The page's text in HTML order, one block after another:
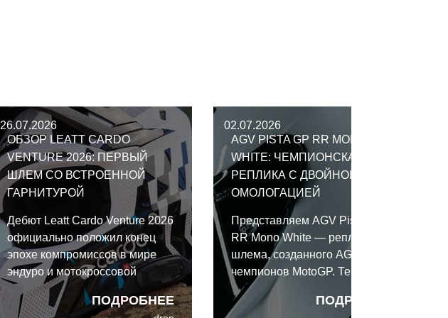
26.07.2026
ОБЗОР LEATT CARDO
VENTURE 2026: ПЕРВЫЙ
ШЛЕМ СО ВСТРОЕННОЙ
ГАРНИТУРОЙ
ПОДРОБНЕЕ
Дебют Leatt Cardo Venture 2026
официально положил конец
эпохе компромиссов в мире
эндуро и мотокроссовой
экипировки. Рожденный в
коллаборации гигантов связи
02.07.2026
AGV PISTA GP RR MONO
WHITE: ЧЕМПИОНСКАЯ
РЕПЛИКА С ДВОЙНОЙ
ОМОЛОГАЦИЕЙ
ПОДРОБНЕЕ
Представляем AGV Pista GP
RR Mono White — реплику
шлема, созданного AGV для
чемпионов MotoGP. Теперь
этот карбоновый мотошлем
полностью соответствует